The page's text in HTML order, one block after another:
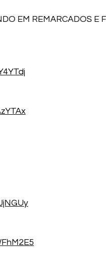
EM REMARCADOS E